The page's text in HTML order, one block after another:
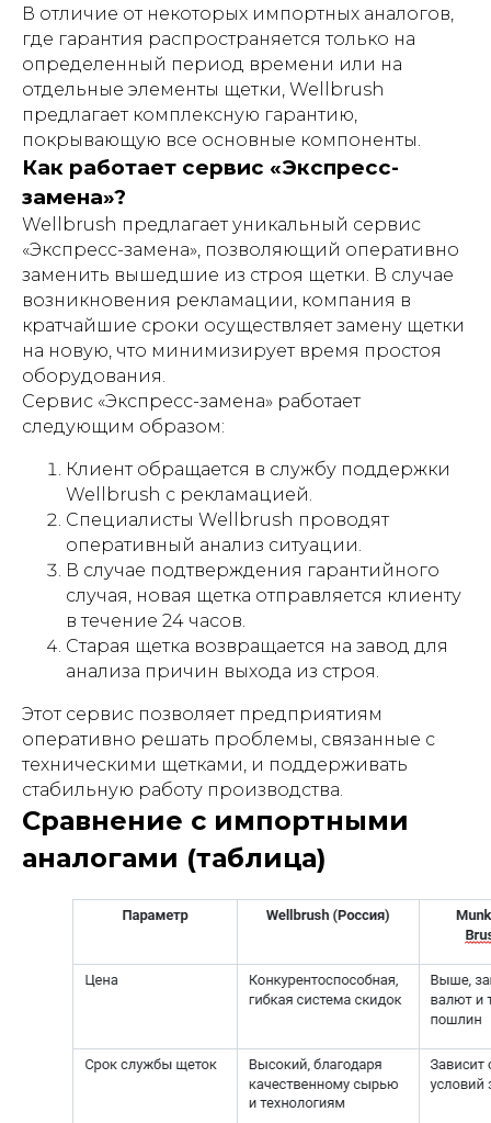
В отличие от некоторых импортных аналогов,
где гарантия распространяется только на
определенный период времени или на
отдельные элементы щетки, Wellbrush
предлагает комплексную гарантию,
покрывающую все основные компоненты.
Как работает сервис «Экспресс-
замена»?
Wellbrush предлагает уникальный сервис
«Экспресс-замена», позволяющий оперативно
заменить вышедшие из строя щетки. В случае
возникновения рекламации, компания в
кратчайшие сроки осуществляет замену щетки
на новую, что минимизирует время простоя
оборудования.
Сервис «Экспресс-замена» работает
следующим образом:
Клиент обращается в службу поддержки
Wellbrush с рекламацией.
Специалисты Wellbrush проводят
оперативный анализ ситуации.
В случае подтверждения гарантийного
случая, новая щетка отправляется клиенту
в течение 24 часов.
Старая щетка возвращается на завод для
анализа причин выхода из строя.
Этот сервис позволяет предприятиям
оперативно решать проблемы, связанные с
техническими щетками, и поддерживать
стабильную работу производства.
Сравнение с импортными
аналогами (таблица)